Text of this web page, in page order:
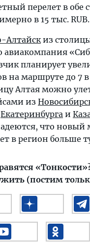
перелет в обе
в 15 тыс. RUB.
Алтайскиз
авиакомпания
планирует
на маршруте до 7
Алтая можно
из
Екатеринбурга и
что новый
в регион больше
(постим